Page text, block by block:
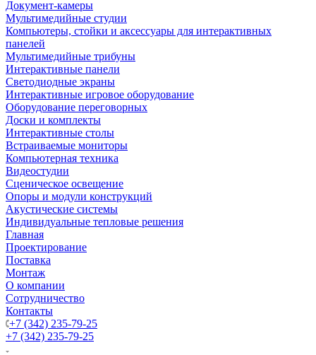
Документ-камеры
Мультимедийные студии
Компьютеры, стойки и аксессуары для интерактивных
панелей
Мультимедийные трибуны
Интерактивные панели
Светодиодные экраны
Интерактивные игровое оборудование
Оборудование переговорных
Доски и комплекты
Интерактивные столы
Встраиваемые мониторы
Компьютерная техника
Видеостудии
Cценическое освещение
Опоры и модули конструкций
Акустические системы
Индивидуальные тепловые решения
Главная
Проектирование
Поставка
Монтаж
О компании
Сотрудничество
Контакты
+7 (342) 235-79-25
+7 (342) 235-79-25